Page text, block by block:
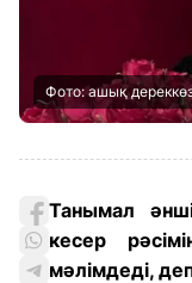
Фото: ашық
Танымал
кесер
мәлімдеді,